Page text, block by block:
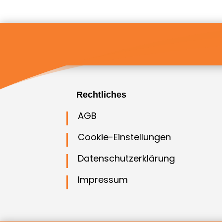
Rechtliches
AGB
Cookie-Einstellungen
Datenschutzerklärung
Impressum